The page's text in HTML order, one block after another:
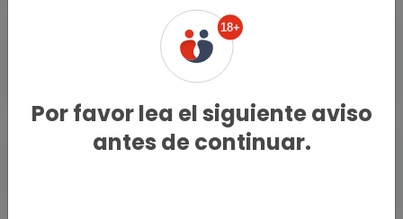
Escorts Masculinos Santa
Anita
Encuentros Casuales Santa
18+
Por favor lea el siguiente aviso
antes de continuar.